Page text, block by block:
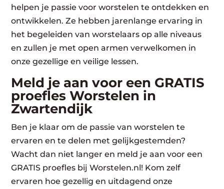
helpen je passie voor worstelen te ontdekken en
ontwikkelen. Ze hebben jarenlange ervaring in
het begeleiden van worstelaars op alle niveaus
en zullen je met open armen verwelkomen in
onze gezellige en veilige lessen.
Meld je aan voor een GRATIS
proefles Worstelen in
Zwartendijk
Ben je klaar om de passie van worstelen te
ervaren en te delen met gelijkgestemden?
Wacht dan niet langer en meld je aan voor een
GRATIS proefles bij Worstelen.nl! Kom zelf
ervaren hoe gezellig en uitdagend onze